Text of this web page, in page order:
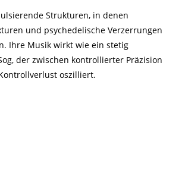
Strukturen, in denen
und psychedelische Verzerrungen
Ihre Musik wirkt wie ein stetig
der zwischen kontrollierter Präzision
oszilliert.